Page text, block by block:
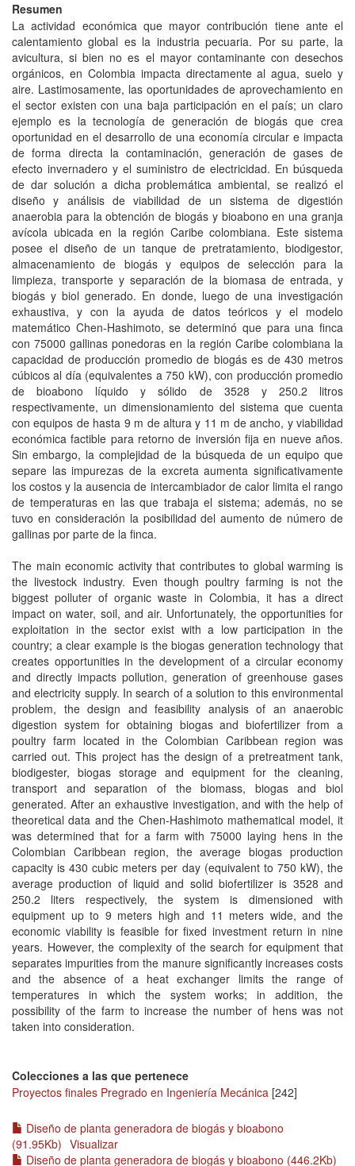
Resumen
La actividad económica que mayor contribución tiene ante el
calentamiento global es la industria pecuaria. Por su parte, la
avicultura, si bien no es el mayor contaminante con desechos
orgánicos, en Colombia impacta directamente al agua, suelo y
aire. Lastimosamente, las oportunidades de aprovechamiento en
el sector existen con una baja participación en el país; un claro
ejemplo es la tecnología de generación de biogás que crea
oportunidad en el desarrollo de una economía circular e impacta
de forma directa la contaminación, generación de gases de
efecto invernadero y el suministro de electricidad. En búsqueda
de dar solución a dicha problemática ambiental, se realizó el
diseño y análisis de viabilidad de un sistema de digestión
anaerobia para la obtención de biogás y bioabono en una granja
avícola ubicada en la región Caribe colombiana. Este sistema
posee el diseño de un tanque de pretratamiento, biodigestor,
almacenamiento de biogás y equipos de selección para la
limpieza, transporte y separación de la biomasa de entrada, y
biogás y biol generado. En donde, luego de una investigación
exhaustiva, y con la ayuda de datos teóricos y el modelo
matemático Chen-Hashimoto, se determinó que para una finca
con 75000 gallinas ponedoras en la región Caribe colombiana la
capacidad de producción promedio de biogás es de 430 metros
cúbicos al día (equivalentes a 750 kW), con producción promedio
de bioabono líquido y sólido de 3528 y 250.2 litros
respectivamente, un dimensionamiento del sistema que cuenta
con equipos de hasta 9 m de altura y 11 m de ancho, y viabilidad
económica factible para retorno de inversión fija en nueve años.
Sin embargo, la complejidad de la búsqueda de un equipo que
separe las impurezas de la excreta aumenta significativamente
los costos y la ausencia de intercambiador de calor limita el rango
de temperaturas en las que trabaja el sistema; además, no se
tuvo en consideración la posibilidad del aumento de número de
gallinas por parte de la finca.
The main economic activity that contributes to global warming is
the livestock industry. Even though poultry farming is not the
biggest polluter of organic waste in Colombia, it has a direct
impact on water, soil, and air. Unfortunately, the opportunities for
exploitation in the sector exist with a low participation in the
country; a clear example is the biogas generation technology that
creates opportunities in the development of a circular economy
and directly impacts pollution, generation of greenhouse gases
and electricity supply. In search of a solution to this environmental
problem, the design and feasibility analysis of an anaerobic
digestion system for obtaining biogas and biofertilizer from a
poultry farm located in the Colombian Caribbean region was
carried out. This project has the design of a pretreatment tank,
biodigester, biogas storage and equipment for the cleaning,
transport and separation of the biomass, biogas and biol
generated. After an exhaustive investigation, and with the help of
theoretical data and the Chen-Hashimoto mathematical model, it
was determined that for a farm with 75000 laying hens in the
Colombian Caribbean region, the average biogas production
capacity is 430 cubic meters per day (equivalent to 750 kW), the
average production of liquid and solid biofertilizer is 3528 and
250.2 liters respectively, the system is dimensioned with
equipment up to 9 meters high and 11 meters wide, and the
economic viability is feasible for fixed investment return in nine
years. However, the complexity of the search for equipment that
separates impurities from the manure significantly increases costs
and the absence of a heat exchanger limits the range of
temperatures in which the system works; in addition, the
possibility of the farm to increase the number of hens was not
taken into consideration.
Colecciones a las que pertenece
Proyectos finales Pregrado en Ingeniería Mecánica [242]
Diseño de planta generadora de biogás y bioabono
(91.95Kb) Visualizar
Diseño de planta generadora de biogás y bioabono (446.2Kb)